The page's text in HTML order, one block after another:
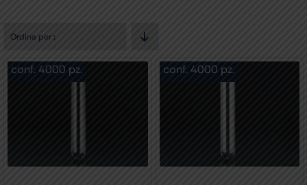
Ordina per:
conf. 4000 pz. conf. 4000 pz.